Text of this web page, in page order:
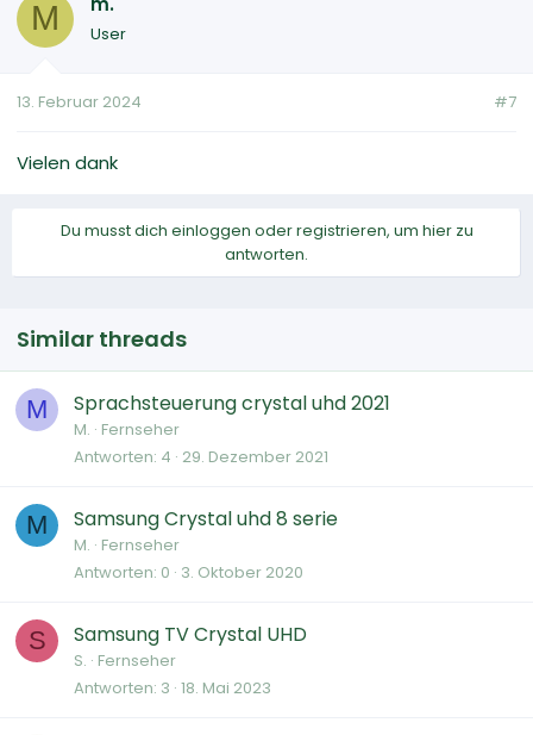
M User
13. Februar 2024 #7
Vielen dank
Du musst dich einloggen oder registrieren, um hier zu
antworten.
Similar threads
M Sprachsteuerung crystal uhd 2021
M. Fernseher
Antworten 4 29. Dezember 2021
M Samsung Crystal uhd 8 serie
M. Fernseher
Antworten 0 3. Oktober 2020
S Samsung TV Crystal UHD
S. Fernseher
Antworten 3 18. Mai 2023